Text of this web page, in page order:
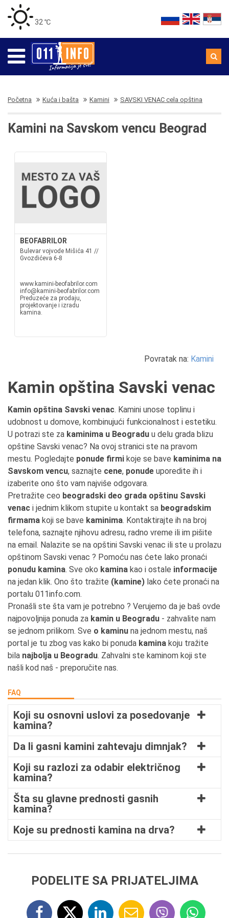
32 ℃
Početna Kuća i bašta Kamini SAVSKI VENAC cela opština
Kamini na Savskom vencu Beograd
BEOFABRILOR
Bulevar vojvode Mišića 41 //
Gvozdićeva 6-8
www.kamini-beofabrilor.com
info@kamini-beofabrilor.com
Preduzeće za prodaju,
projektovanje i izradu
kamina.
Povratak na: Kamini
Kamin opština Savski venac
Kamin opština Savski venac. Kamini unose toplinu i
udobnost u domove, kombinujući funkcionalnost i estetiku.
U potrazi ste za kaminima u Beogradu u delu grada blizu
opštine Savski venac? Na ovoj stranici ste na pravom
mestu. Pogledajte ponude firmi koje se bave kaminima na
Savskom vencu, saznajte cene, ponude uporedite ih i
izaberite ono što vam najviše odgovara.
Pretražite ceo beogradski deo grada opštinu Savski
venac i jednim klikom stupite u kontakt sa beogradskim
firmama koji se bave kaminima. Kontaktirajte ih na broj
telefona, saznajte njihovu adresu, radno vreme ili im pišite
na email. Nalazite se na opštini Savski venac ili ste u prolazu
opštinom Savski venac ? Pomoću nas ćete lako pronaći
ponudu kamina. Sve oko kamina kao i ostale informacije
na jedan klik. Ono što tražite (kamine) lako ćete pronaći na
portalu 011info.com.
Pronašli ste šta vam je potrebno ? Verujemo da je baš ovde
najpovoljnija ponuda za kamin u Beogradu - zahvalite nam
se jednom prilikom. Sve o kaminu na jednom mestu, naš
portal je tu zbog vas kako bi ponuda kamina koju tražite
bila najbolja u Beogradu. Zahvalni ste kaminom koji ste
našli kod naš - preporučite nas.
FAQ
Koji su osnovni uslovi za posedovanje
kamina?
Da li gasni kamini zahtevaju dimnjak?
Koji su razlozi za odabir električnog
kamina?
Šta su glavne prednosti gasnih
kamina?
Koje su prednosti kamina na drva?
PODELITE SA PRIJATELJIMA